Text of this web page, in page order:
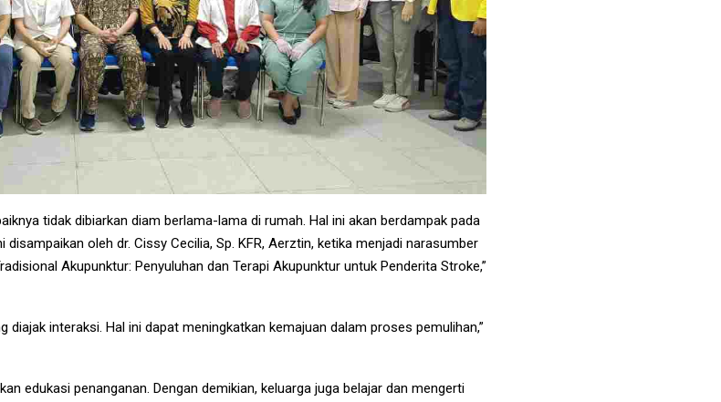
tidak dibiarkan diam berlama-lama di rumah. Hal ini akan berdampak pada
oleh dr. Cissy Cecilia, Sp. KFR, Aerztin, ketika menjadi narasumber
Akupunktur: Penyuluhan dan Terapi Akupunktur untuk Penderita Stroke,”
diajak interaksi. Hal ini dapat meningkatkan kemajuan dalam proses pemulihan,”
edukasi penanganan. Dengan demikian, keluarga juga belajar dan mengerti